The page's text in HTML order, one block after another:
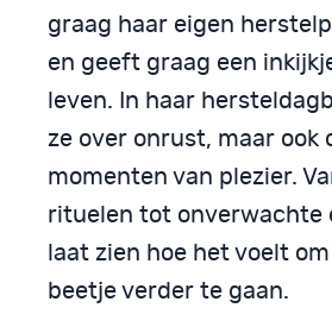
graag haar eigen
en geeft graag een
leven. In haar
ze over onrust, maar ook
momenten van plezier.
rituelen tot onverwachte
laat zien hoe het voelt
beetje verder te gaan.